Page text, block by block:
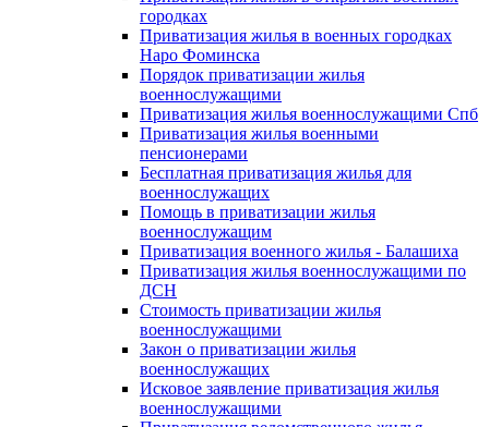
городках
Приватизация жилья в военных городках
Наро Фоминска
Порядок приватизации жилья
военнослужащими
Приватизация жилья военнослужащими Спб
Приватизация жилья военными
пенсионерами
Бесплатная приватизация жилья для
военнослужащих
Помощь в приватизации жилья
военнослужащим
Приватизация военного жилья - Балашиха
Приватизация жилья военнослужащими по
ДСН
Стоимость приватизации жилья
военнослужащими
Закон о приватизации жилья
военнослужащих
Исковое заявление приватизация жилья
военнослужащими